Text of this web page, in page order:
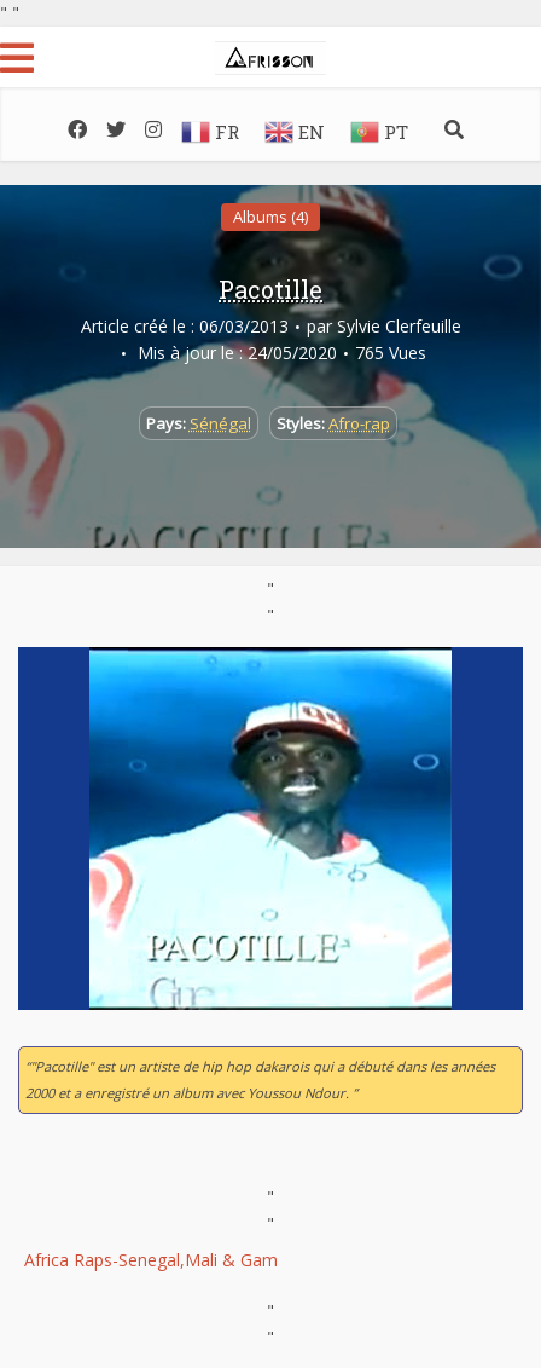
" "
FR EN PT
Albums (4)
Pacotille
Article créé le : 06/03/2013 par Sylvie Clerfeuille
Mis à jour le : 24/05/2020
765 Vues
Pays: Sénégal Styles:Afro-rap
"
"
“"Pacotille" est un artiste de hip hop dakarois qui a débuté dans les années
2000 et a enregistré un album avec Youssou Ndour. ”
"
"
Africa Raps-Senegal,Mali & Gam
"
"